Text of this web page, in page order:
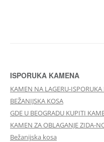
ISPORUKA KAMENA
KAMEN NA LAGERU-
BEŽANIJSKA KOSA
GDE U BEOGRADU KUPITI
KAMEN ZA OBLAGANJE ZIDA-
Bežanijska kosa